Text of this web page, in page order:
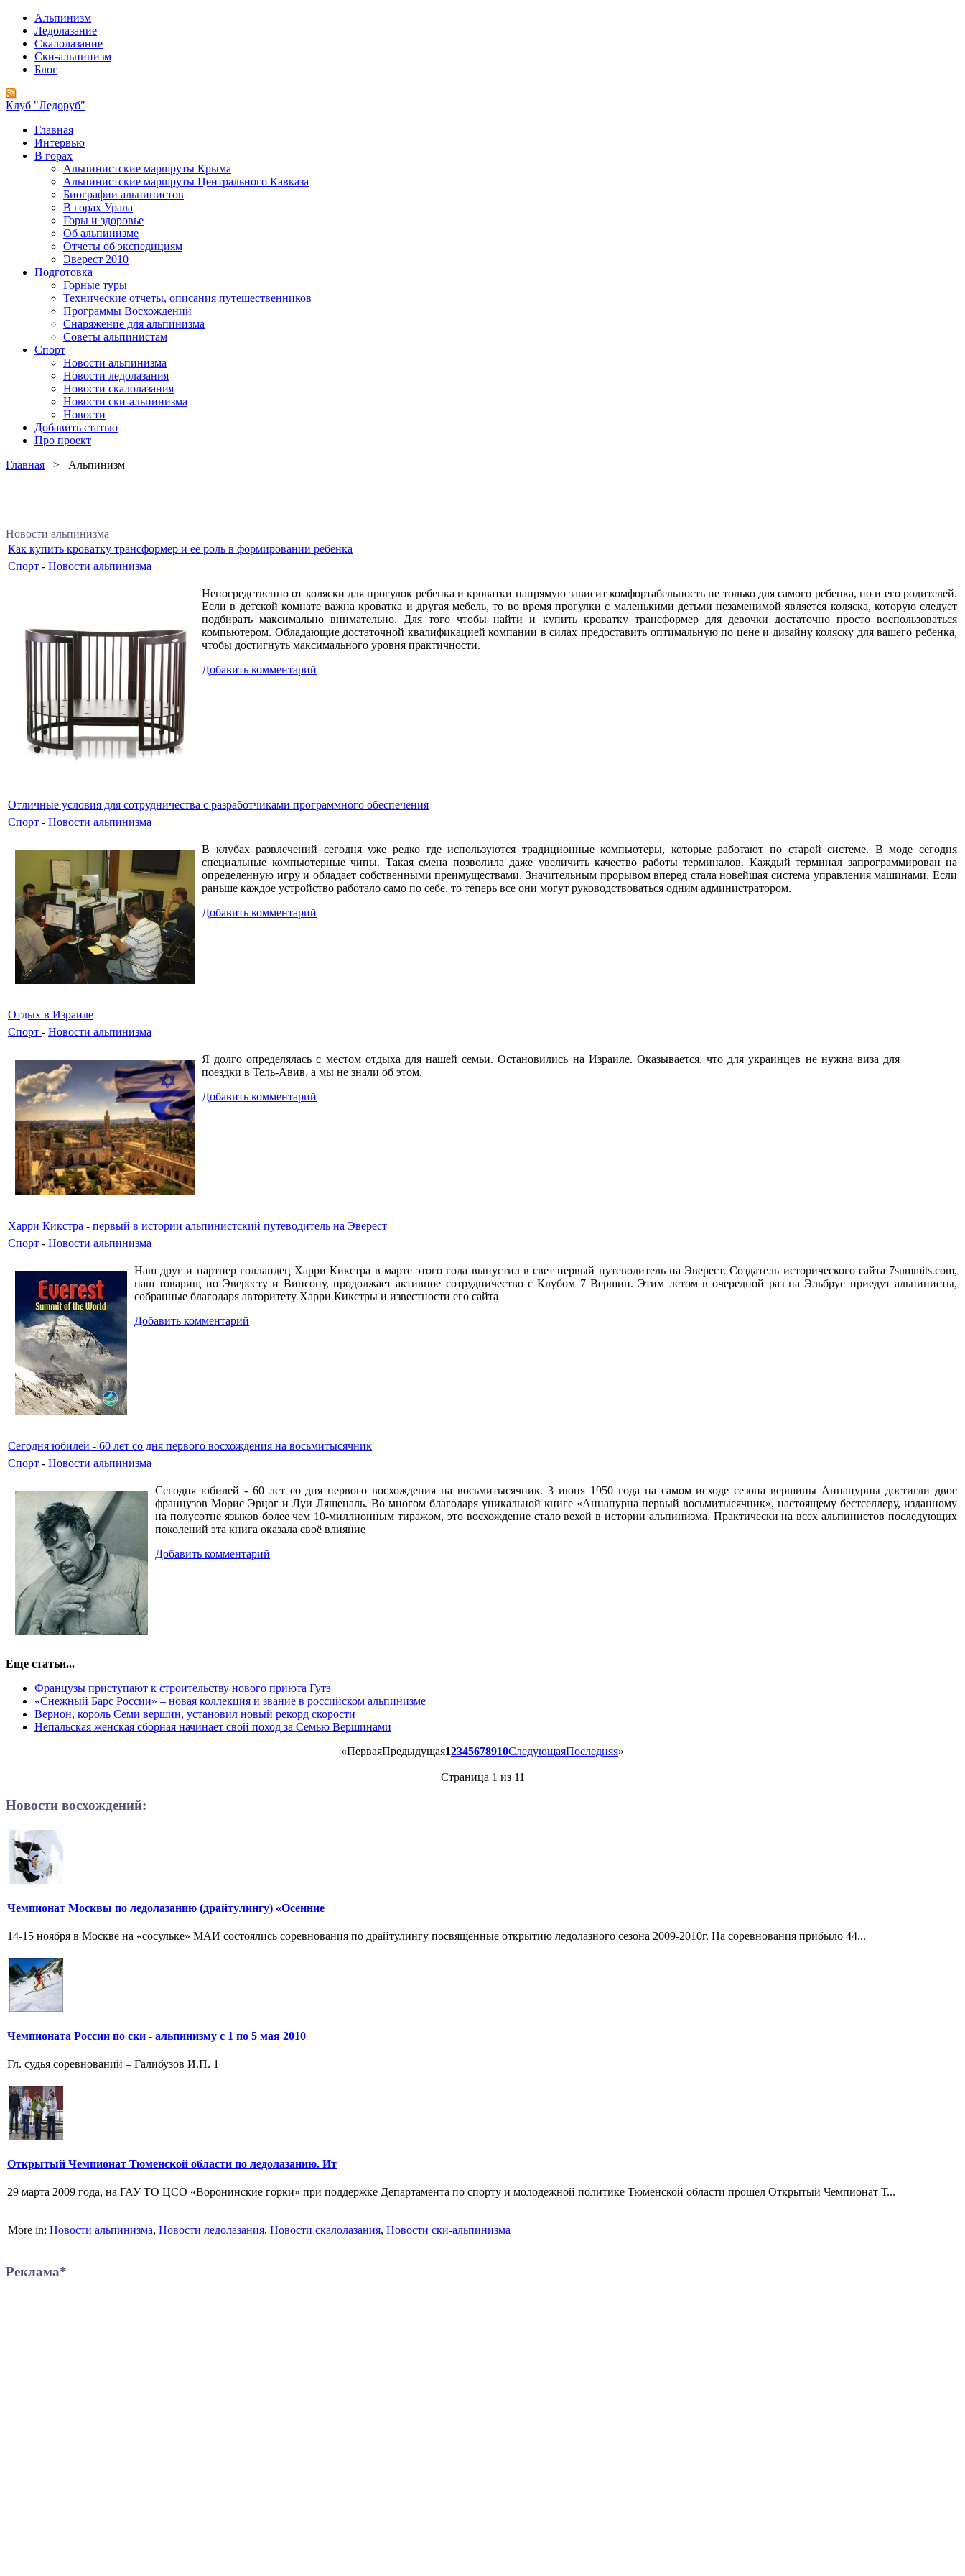
Альпинизм
Ледолазание
Скалолазание
Ски-альпинизм
Блог
Клуб "Ледоруб"
Главная
Интервью
В горах
Альпинистские маршруты Крыма
Альпинистские маршруты Центрального Кавказа
Биографии альпинистов
В горах Урала
Горы и здоровье
Об альпинизме
Отчеты об экспедициям
Эверест 2010
Подготовка
Горные туры
Технические отчеты, описания путешественников
Программы Восхождений
Снаряжение для альпинизма
Советы альпинистам
Спорт
Новости альпинизма
Новости ледолазания
Новости скалолазания
Новости ски-альпинизма
Новости
Добавить статью
Про проект
Главная > Альпинизм
Новости альпинизма
Как купить кроватку трансформер и ее роль в формировании ребенка
Спорт - Новости альпинизма
Непосредственно от коляски для прогулок ребенка и кроватки напрямую зависит комфортабельность не только для самого ребенка, но и его родителей.
Если в детской комнате важна кроватка и другая мебель, то во время прогулки с маленькими детьми незаменимой является коляска, которую следует
подбирать максимально внимательно. Для того чтобы найти и купить кроватку трансформер для девочки достаточно просто воспользоваться
компьютером. Обладающие достаточной квалификацией компании в силах предоставить оптимальную по цене и дизайну коляску для вашего ребенка,
чтобы достигнуть максимального уровня практичности.
Добавить комментарий
Отличные условия для сотрудничества с разработчиками программного обеспечения
Спорт - Новости альпинизма
В клубах развлечений сегодня уже редко где используются традиционные компьютеры, которые работают по старой системе. В моде сегодня
специальные компьютерные чипы. Такая смена позволила даже увеличить качество работы терминалов. Каждый терминал запрограммирован на
определенную игру и обладает собственными преимуществами. Значительным прорывом вперед стала новейшая система управления машинами. Если
раньше каждое устройство работало само по себе, то теперь все они могут руководствоваться одним администратором.
Добавить комментарий
Отдых в Израиле
Спорт - Новости альпинизма
Я долго определялась с местом отдыха для нашей семьи. Остановились на Израиле. Оказывается, что для украинцев не нужна виза для
поездки в Тель-Авив, а мы не знали об этом.
Добавить комментарий
Харри Кикстра - первый в истории альпинистский путеводитель на Эверест
Спорт - Новости альпинизма
Наш друг и партнер голландец Харри Кикстра в марте этого года выпустил в свет первый путеводитель на Эверест. Создатель исторического сайта 7summits.com,
наш товарищ по Эвересту и Винсону, продолжает активное сотрудничество с Клубом 7 Вершин. Этим летом в очередной раз на Эльбрус приедут альпинисты,
собранные благодаря авторитету Харри Кикстры и известности его сайта
Добавить комментарий
Сегодня юбилей - 60 лет со дня первого восхождения на восьмитысячник
Спорт - Новости альпинизма
Сегодня юбилей - 60 лет со дня первого восхождения на восьмитысячник. 3 июня 1950 года на самом исходе сезона вершины Аннапурны достигли двое
французов Морис Эрцог и Луи Ляшеналь. Во многом благодаря уникальной книге «Аннапурна первый восьмитысячник», настоящему бестселлеру, изданному
на полусотне языков более чем 10-миллионным тиражом, это восхождение стало вехой в истории альпинизма. Практически на всех альпинистов последующих
поколений эта книга оказала своё влияние
Добавить комментарий
Еще статьи...
Французы приступают к строительству нового приюта Гутэ
«Снежный Барс России» – новая коллекция и звание в российском альпинизме
Вернон, король Семи вершин, установил новый рекорд скорости
Непальская женская сборная начинает свой поход за Семью Вершинами
«ПерваяПредыдущая12345678910СледующаяПоследняя»
Страница 1 из 11
Новости восхождений:
Чемпионат Москвы по ледолазанию (драйтулингу) «Осенние
14-15 ноября в Москве на «сосульке» МАИ состоялись соревнования по драйтулингу посвящённые открытию ледолазного сезона 2009-2010г. На соревнования прибыло 44...
Чемпионата России по ски - альпинизму с 1 по 5 мая 2010
Гл. судья соревнований – Галибузов И.П. 1
Открытый Чемпионат Тюменской области по ледолазанию. Ит
29 марта 2009 года, на ГАУ ТО ЦСО «Воронинские горки» при поддержке Департамента по спорту и молодежной политике Тюменской области прошел Открытый Чемпионат Т...
More in: Новости альпинизма, Новости ледолазания, Новости скалолазания, Новости ски-альпинизма
Реклама*